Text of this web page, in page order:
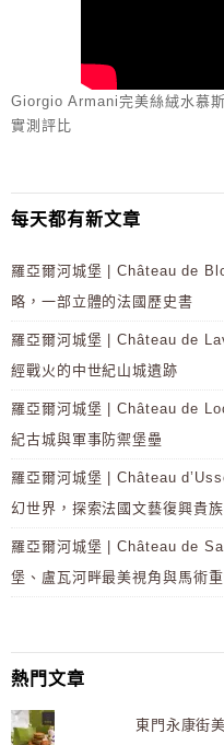
Giorgio Armani完美絲絨水慕
實測評比
每天都有新文章
羅亞爾河城堡 | Château de
略，一部立體的法國歷史書
羅亞爾河城堡 | Château de
經戰火的中世紀山城遺跡
羅亞爾河城堡 | Château de
紀古城與軍事防禦堡壘
羅亞爾河城堡 | Château
幻世界，探索法國文藝復興貴
羅亞爾河城堡 | Château de
堡、盧瓦河畔最美視角與馬術
熱門文章
東門永康街